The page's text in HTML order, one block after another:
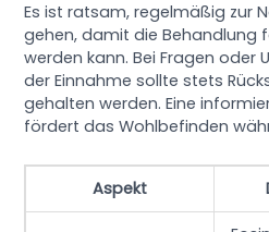
Es ist ratsam, regelmäßig zur
gehen, damit die Behandlung
werden kann. Bei Fragen oder
der Einnahme sollte stets
gehalten werden. Eine
fördert das Wohlbefinden
Aspekt